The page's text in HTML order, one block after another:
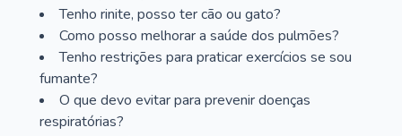
Tenho rinite, posso ter cão ou gato?
Como posso melhorar a saúde dos pulmões?
Tenho restrições para praticar exercícios se sou
fumante?
O que devo evitar para prevenir doenças
respiratórias?